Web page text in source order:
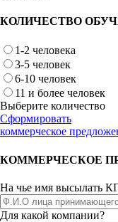
КОЛИЧЕСТВО
1-2 человека
3-5 человек
6-10 человек
11 и более человек
Выберите количество
Сформировать
коммерческое
КОММЕРЧЕСКОЕ
На чье имя высылать
Для какой компании?